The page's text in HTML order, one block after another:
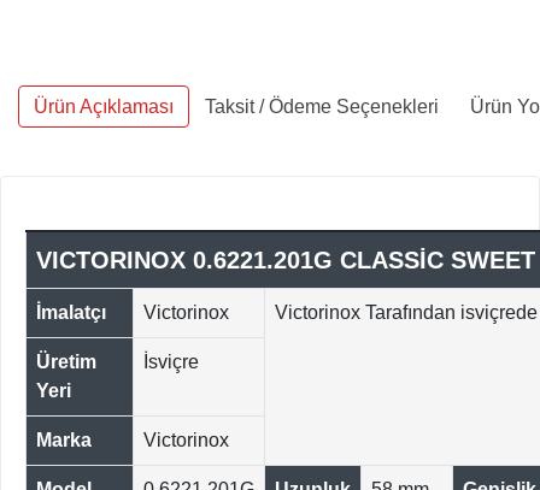
Ürün Açıklaması Taksit / Ödeme Seçenekleri Ürün
VICTORINOX 0.6221.201G CLASSİC
İmalatçı Victorinox Victorinox Tarafından
Üretim
Yeri
İsviçre
Marka Victorinox